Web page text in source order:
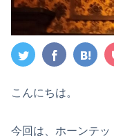
こんにちは。
今回は、ホーンテ